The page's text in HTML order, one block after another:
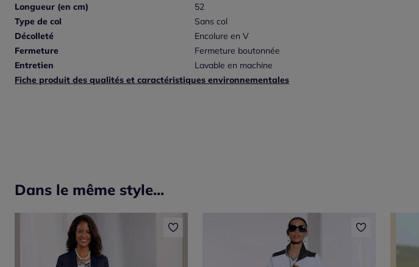
Longueur (en cm)
52
Type de col
Sans col
Décolleté
Encolure en V
Fermeture
Fermeture boutonnée
Entretien
Lavable en machine
Fiche produit des qualités et caractéristiques environnementales
Dans le même style...